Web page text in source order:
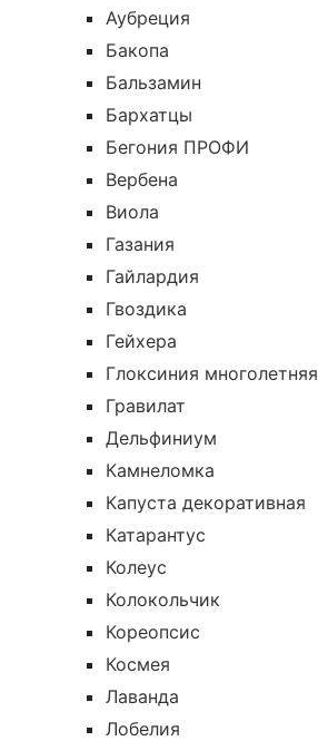
Аубреция
Бакопа
Бальзамин
Бархатцы
Бегония ПРОФИ
Вербена
Виола
Газания
Гайлардия
Гвоздика
Гейхера
Глоксиния многолетняя
Гравилат
Дельфиниум
Камнеломка
Капуста декоративная
Катарантус
Колеус
Колокольчик
Кореопсис
Космея
Лаванда
Лобелия